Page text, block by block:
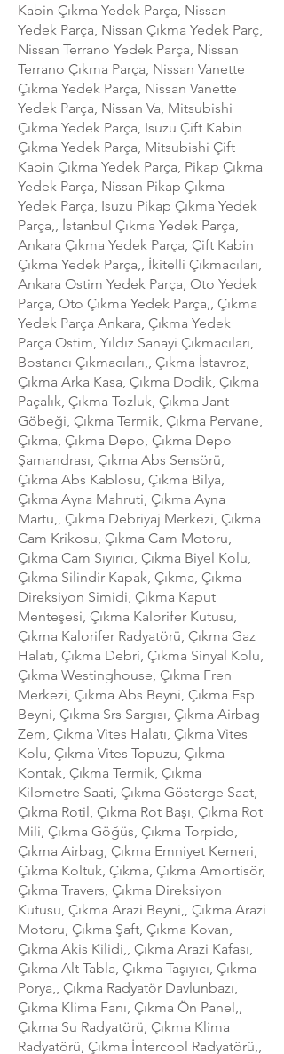
Kabin Çıkma Yedek Parça, Nissan
Yedek Parça, Nissan Çıkma Yedek Parç,
Nissan Terrano Yedek Parça, Nissan
Terrano Çıkma Parça, Nissan Vanette
Çıkma Yedek Parça, Nissan Vanette
Yedek Parça, Nissan Va, Mitsubishi
Çıkma Yedek Parça, Isuzu Çift Kabin
Çıkma Yedek Parça, Mitsubishi Çift
Kabin Çıkma Yedek Parça, Pikap Çıkma
Yedek Parça, Nissan Pikap Çıkma
Yedek Parça, Isuzu Pikap Çıkma Yedek
Parça,, İstanbul Çıkma Yedek Parça,
Ankara Çıkma Yedek Parça, Çift Kabin
Çıkma Yedek Parça,, İkitelli Çıkmacıları,
Ankara Ostim Yedek Parça, Oto Yedek
Parça, Oto Çıkma Yedek Parça,, Çıkma
Yedek Parça Ankara, Çıkma Yedek
Parça Ostim, Yıldız Sanayi Çıkmacıları,
Bostancı Çıkmacıları,, Çıkma İstavroz,
Çıkma Arka Kasa, Çıkma Dodik, Çıkma
Paçalık, Çıkma Tozluk, Çıkma Jant
Göbeği, Çıkma Termik, Çıkma Pervane,
Çıkma, Çıkma Depo, Çıkma Depo
Şamandrası, Çıkma Abs Sensörü,
Çıkma Abs Kablosu, Çıkma Bilya,
Çıkma Ayna Mahruti, Çıkma Ayna
Martu,, Çıkma Debriyaj Merkezi, Çıkma
Cam Krikosu, Çıkma Cam Motoru,
Çıkma Cam Sıyırıcı, Çıkma Biyel Kolu,
Çıkma Silindir Kapak, Çıkma, Çıkma
Direksiyon Simidi, Çıkma Kaput
Menteşesi, Çıkma Kalorifer Kutusu,
Çıkma Kalorifer Radyatörü, Çıkma Gaz
Halatı, Çıkma Debri, Çıkma Sinyal Kolu,
Çıkma Westinghouse, Çıkma Fren
Merkezi, Çıkma Abs Beyni, Çıkma Esp
Beyni, Çıkma Srs Sargısı, Çıkma Airbag
Zem, Çıkma Vites Halatı, Çıkma Vites
Kolu, Çıkma Vites Topuzu, Çıkma
Kontak, Çıkma Termik, Çıkma
Kilometre Saati, Çıkma Gösterge Saat,
Çıkma Rotil, Çıkma Rot Başı, Çıkma Rot
Mili, Çıkma Göğüs, Çıkma Torpido,
Çıkma Airbag, Çıkma Emniyet Kemeri,
Çıkma Koltuk, Çıkma, Çıkma Amortisör,
Çıkma Travers, Çıkma Direksiyon
Kutusu, Çıkma Arazi Beyni,, Çıkma Arazi
Motoru, Çıkma Şaft, Çıkma Kovan,
Çıkma Akis Kilidi,, Çıkma Arazi Kafası,
Çıkma Alt Tabla, Çıkma Taşıyıcı, Çıkma
Porya,, Çıkma Radyatör Davlunbazı,
Çıkma Klima Fanı, Çıkma Ön Panel,,
Çıkma Su Radyatörü, Çıkma Klima
Radyatörü, Çıkma İntercool Radyatörü,,